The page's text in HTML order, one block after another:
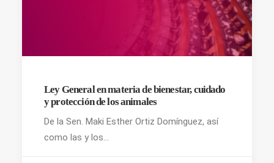
Ley General en materia de bienestar, cuidado
y protección de los animales
De la Sen. Maki Esther Ortiz Domínguez, así
como las y los…